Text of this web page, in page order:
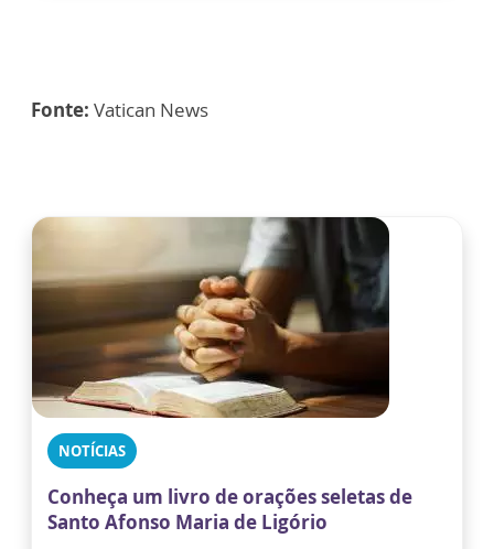
Fonte: Vatican News
NOTÍCIAS
Conheça um livro de orações seletas de
Santo Afonso Maria de Ligório